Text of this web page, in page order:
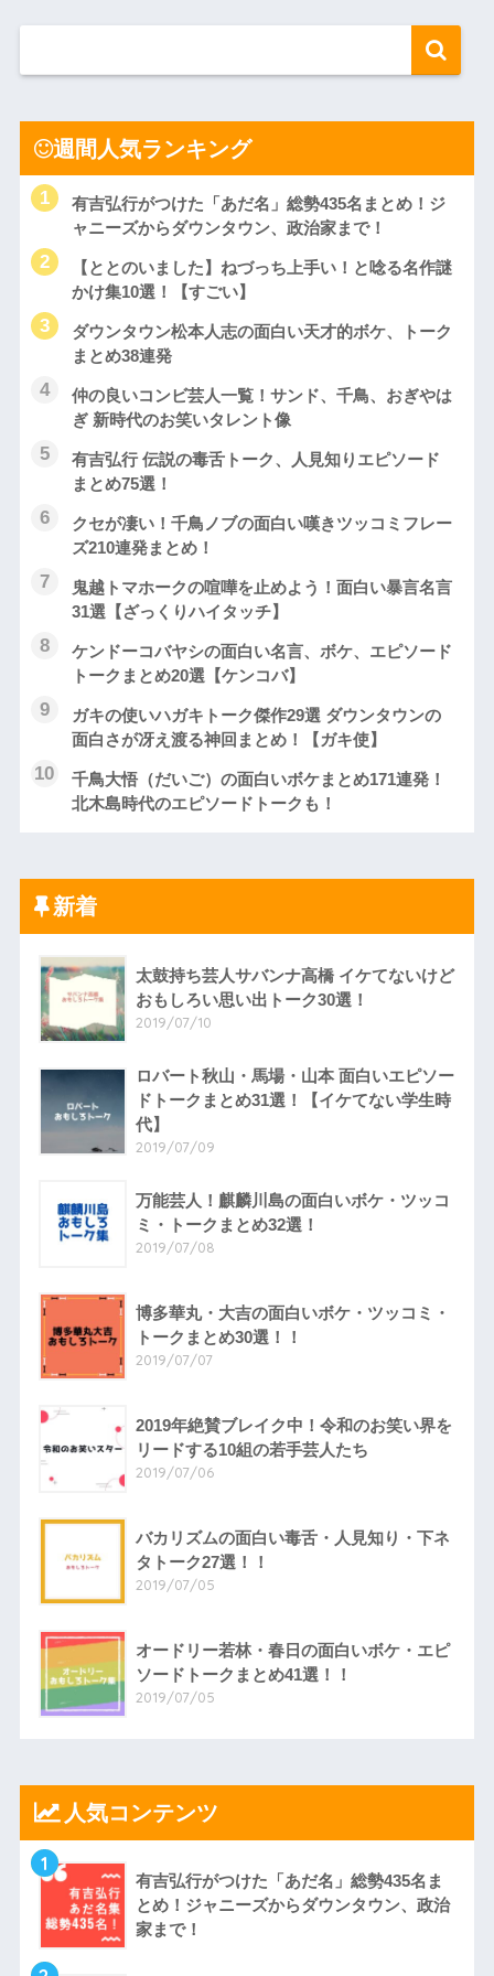
週間人気ランキング
有吉弘行がつけた「あだ名」総勢435名まとめ！ジ
ャニーズからダウンタウン、政治家まで！
【ととのいました】ねづっち上手い！と唸る名作謎
かけ集10選！【すごい】
ダウンタウン松本人志の面白い天才的ボケ、トーク
まとめ38連発
仲の良いコンビ芸人一覧！サンド、千鳥、おぎやは
ぎ 新時代のお笑いタレント像
有吉弘行 伝説の毒舌トーク、人見知りエピソード
まとめ75選！
クセが凄い！千鳥ノブの面白い嘆きツッコミフレー
ズ210連発まとめ！
鬼越トマホークの喧嘩を止めよう！面白い暴言名言
31選【ざっくりハイタッチ】
ケンドーコバヤシの面白い名言、ボケ、エピソード
トークまとめ20選【ケンコバ】
ガキの使いハガキトーク傑作29選 ダウンタウンの
面白さが冴え渡る神回まとめ！【ガキ使】
千鳥大悟（だいご）の面白いボケまとめ171連発！
北木島時代のエピソードトークも！
新着
太鼓持ち芸人サバンナ高橋 イケてないけど
おもしろい思い出トーク30選！
2019/07/10
ロバート秋山・馬場・山本 面白いエピソー
ドトークまとめ31選！【イケてない学生時
代】
2019/07/09
万能芸人！麒麟川島の面白いボケ・ツッコ
ミ・トークまとめ32選！
2019/07/08
博多華丸・大吉の面白いボケ・ツッコミ・
トークまとめ30選！！
2019/07/07
2019年絶賛ブレイク中！令和のお笑い界を
リードする10組の若手芸人たち
2019/07/06
バカリズムの面白い毒舌・人見知り・下ネ
タトーク27選！！
2019/07/05
オードリー若林・春日の面白いボケ・エピ
ソードトークまとめ41選！！
2019/07/05
人気コンテンツ
1
有吉弘行がつけた「あだ名」総勢435名ま
とめ！ジャニーズからダウンタウン、政治
家まで！